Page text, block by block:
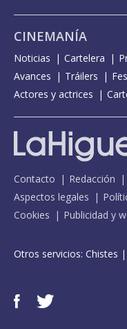
CINEMANÍA
Noticias Cartelera
Avances
Tráilers
Actores y actrices
Contacto Redacción
Aspectos legales
Cookies
Publicidad y
Otros servicios: Chistes |